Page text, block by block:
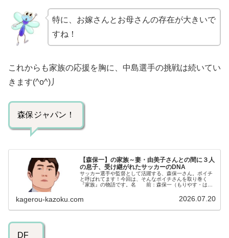
特に、お嫁さんとお母さんの存在が大きいで
すね！
これからも家族の応援を胸に、中島選手の挑戦は続いてい
きます(^o^)丿
森保ジャパン！
【森保一】の家族～妻・由美子さんとの間に３人
の息子、受け継がれたサッカーのDNA
サッカー選手や監督として活躍する、森保一さん。ポイチ
と呼ばれてます！今回は、そんなポイチさんを取り巻く
『家族』の物語です。名 前：森保一（もりやす・はじ
kagerou-kazoku.com 2026.07.20
DF